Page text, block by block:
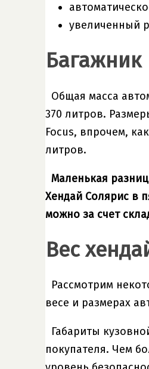
увеличенный
Багажник
Общая масса
370 литров.
Focus, впрочем,
литров.
Маленькая
Хендай Солярис в
можно за счет
Вес
Рассмотрим
весе и размерах
Габариты
покупателя. Чем